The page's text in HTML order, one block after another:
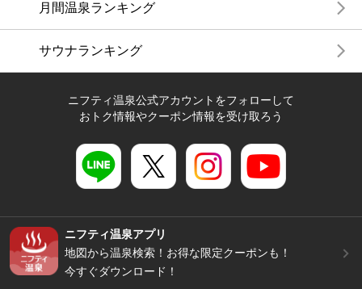
月間温泉ランキング
サウナランキング
ニフティ温泉公式アカウントをフォローして
おトク情報やクーポン情報を受け取ろう
ニフティ温泉アプリ
地図から温泉検索！お得な限定クーポンも！
今すぐダウンロード！